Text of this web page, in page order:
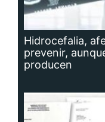
Hidrocefalia,
prevenir,
producen